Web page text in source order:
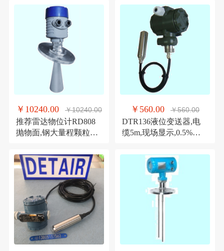
液位计
￥10240.00 ￥10240.00
推荐雷达物位计RD808
抛物面,钢大量程颗粒状
￥560.00 ￥560.00
DTR136液位变送器,电
缆5m,现场显示,0.5%精